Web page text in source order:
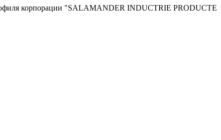
корпорации "SALAMANDER INDUCTRIE PRODUCTE